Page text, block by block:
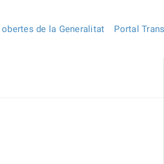
de la Generalitat Portal